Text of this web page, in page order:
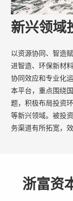
新兴领域
以资源协同、智造
进智造、环保新材
协同效应和专业化
本平台，重点围绕
题，积极布局投资
等新兴领域。被投
务渠道有所拓宽，
浙富资